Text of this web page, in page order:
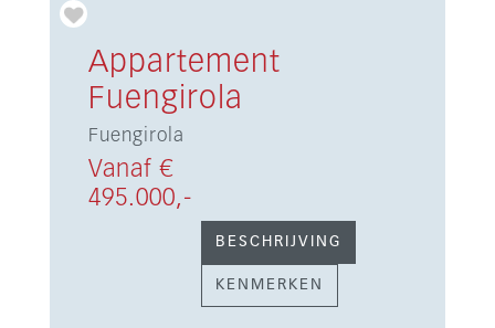
Appartement
Fuengirola
Fuengirola
Vanaf €
495.000,-
BESCHRIJVING
KENMERKEN